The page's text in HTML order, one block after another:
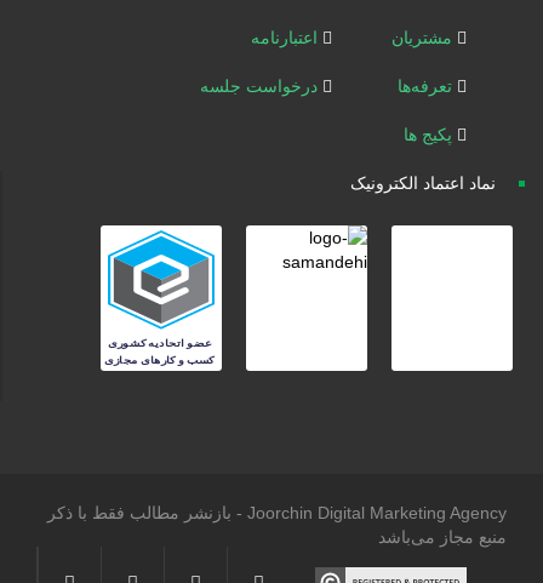
مشتریان
تعرفه‌ها
پکیج ها
اعتبارنامه
درخواست جلسه
نماد اعتماد الکترونیک
Joorchin Digital Marketing Agency - بازنشر مطالب فقط با ذکر
منبع مجاز می‌باشد